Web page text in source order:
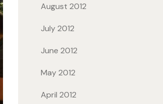
August 2012
July 2012
June 2012
May 2012
April 2012